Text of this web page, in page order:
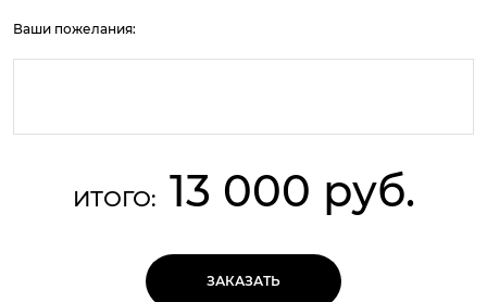
Ваши пожелания:
ИТОГО: 13 000 руб.
ЗАКАЗАТЬ